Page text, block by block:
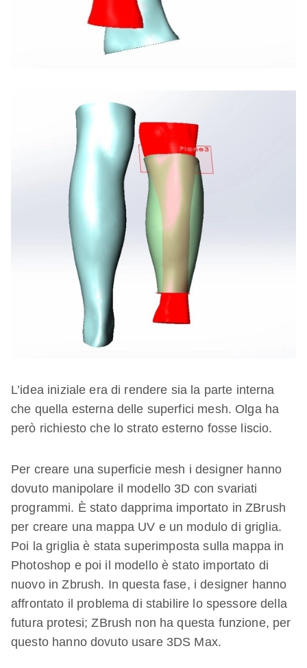
L’idea iniziale era di rendere sia la parte interna
che quella esterna delle superfici mesh. Olga ha
però richiesto che lo strato esterno fosse liscio.
Per creare una superficie mesh i designer hanno
dovuto manipolare il modello 3D con svariati
programmi. È stato dapprima importato in ZBrush
per creare una mappa UV e un modulo di griglia.
Poi la griglia è stata superimposta sulla mappa in
Photoshop e poi il modello è stato importato di
nuovo in Zbrush. In questa fase, i designer hanno
affrontato il problema di stabilire lo spessore della
futura protesi; ZBrush non ha questa funzione, per
questo hanno dovuto usare 3DS Max.